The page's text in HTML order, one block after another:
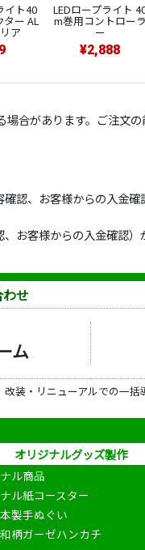
イト40
ー AL
ア
LEDロープライト
m巻用コントローラ
ー
¥2,888
合があります。ご注文
、お客様からの入金
お客様からの入金確認
せ
ム
装・リニューアルでの一
オリジナルグッズ製作
ル商品
ル紙コースター
製手ぬぐい
柄ガーゼハンカチ